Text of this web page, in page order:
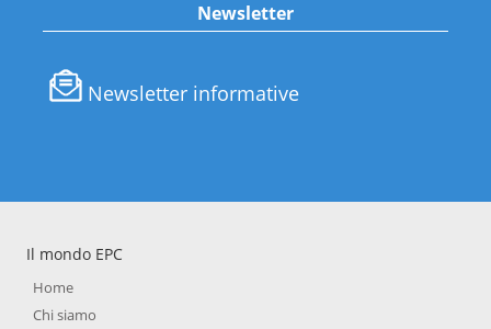
Newsletter
Newsletter informative
Il mondo EPC
Home
Chi siamo